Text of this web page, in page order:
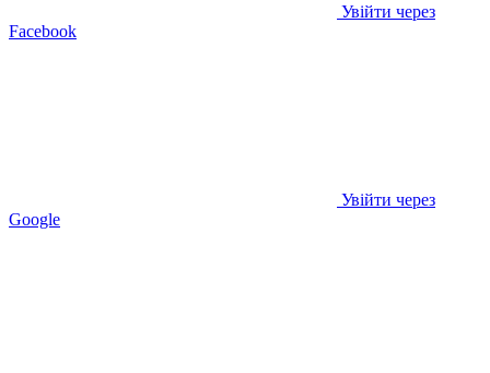
Увійти через
Facebook
Увійти через
Google